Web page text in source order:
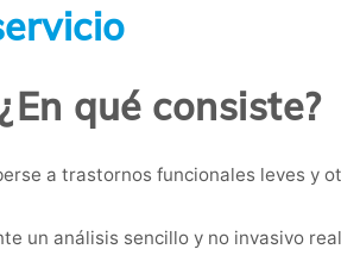
qué consiste?
a trastornos funcionales leves y
un análisis sencillo y no invasivo